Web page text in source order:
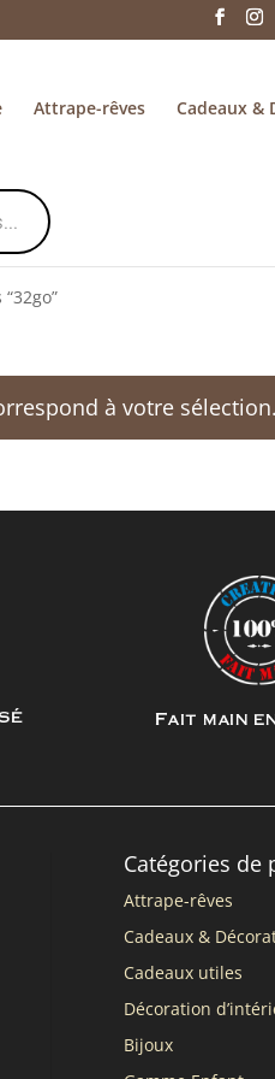
Attrape-rêves Cadeaux &
à votre sélection.
Fait main
Catégories de
Attrape-rêves
Cadeaux &
Cadeaux utiles
Décoration
Bijoux